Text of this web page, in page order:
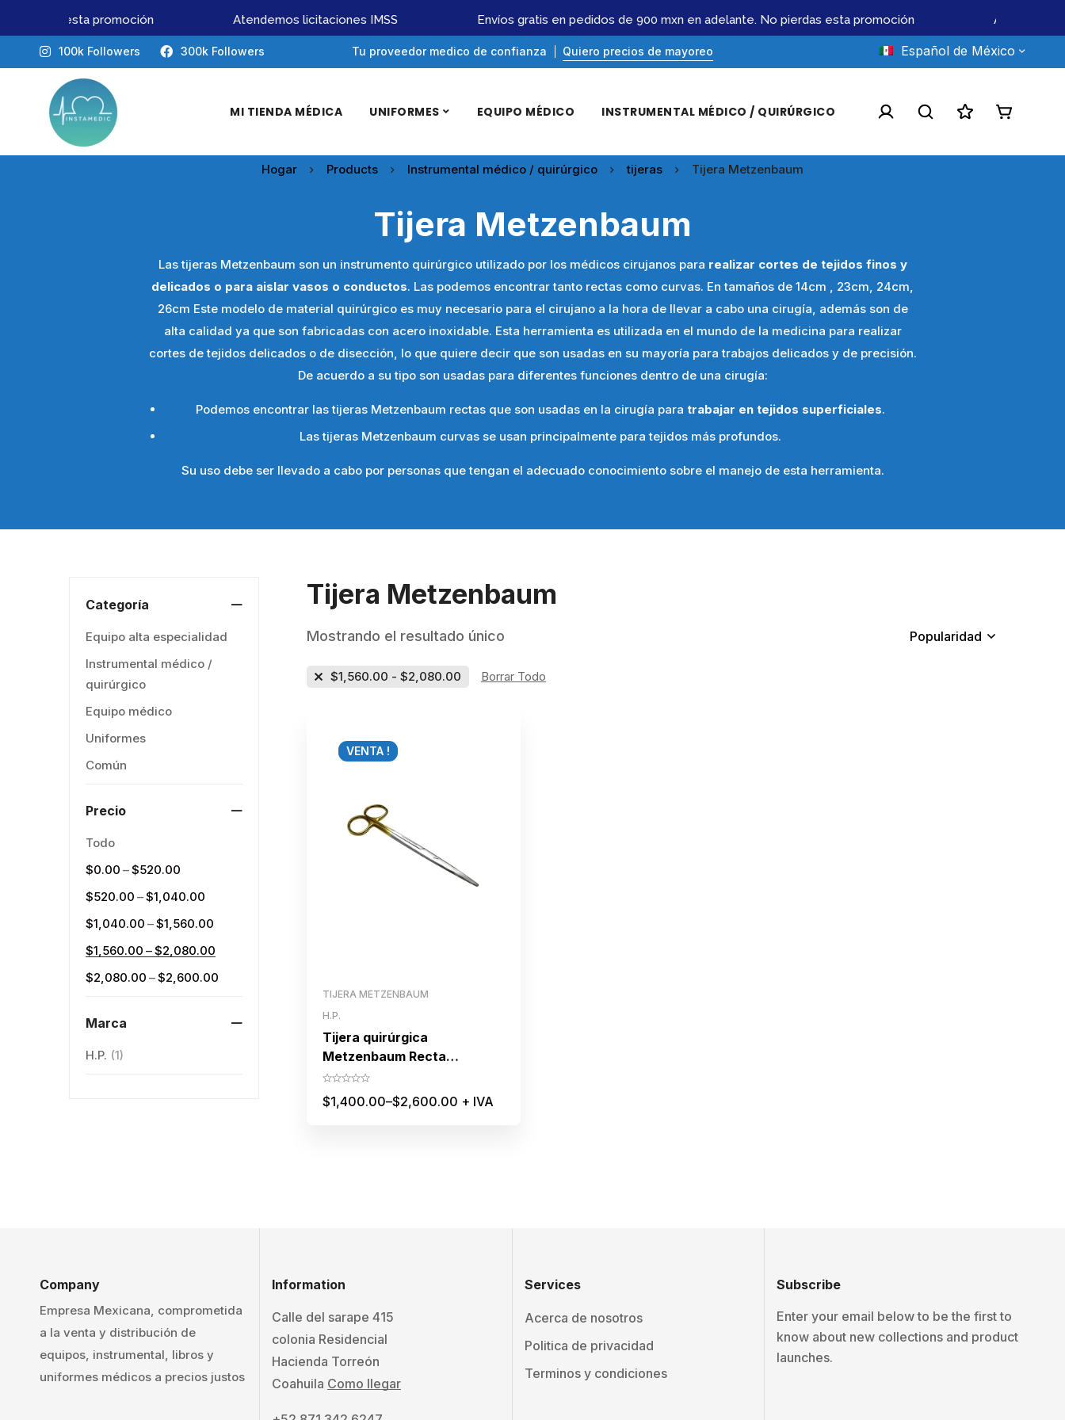
pierdas esta promoción Atendemos licitaciones IMSS Envíos gratis en pedidos de 900 mxn en adelante. No pierdas esta promoción Atendemos
100k Followers 300k Followers Tu proveedor medico de confianza Quiero precios de mayoreo Español de México
MI TIENDA MÉDICA UNIFORMES EQUIPO MÉDICO INSTRUMENTAL MÉDICO / QUIRÚRGICO
Hogar Products Instrumental médico / quirúrgico tijeras Tijera Metzenbaum
Tijera Metzenbaum
Las tijeras Metzenbaum son un instrumento quirúrgico utilizado por los médicos cirujanos para realizar cortes de tejidos finos y
delicados o para aislar vasos o conductos. Las podemos encontrar tanto rectas como curvas. En tamaños de 14cm , 23cm, 24cm,
26cm Este modelo de material quirúrgico es muy necesario para el cirujano a la hora de llevar a cabo una cirugía, además son de
alta calidad ya que son fabricadas con acero inoxidable. Esta herramienta es utilizada en el mundo de la medicina para realizar
cortes de tejidos delicados o de disección, lo que quiere decir que son usadas en su mayoría para trabajos delicados y de precisión.
De acuerdo a su tipo son usadas para diferentes funciones dentro de una cirugía:
Podemos encontrar las tijeras Metzenbaum rectas que son usadas en la cirugía para trabajar en tejidos superficiales.
Las tijeras Metzenbaum curvas se usan principalmente para tejidos más profundos.
Su uso debe ser llevado a cabo por personas que tengan el adecuado conocimiento sobre el manejo de esta herramienta.
Categoría
Equipo alta especialidad
Instrumental médico /
quirúrgico
Equipo médico
Uniformes
Común
Precio
Todo
$0.00 –$520.00
$520.00 –$1,040.00
$1,040.00 –$1,560.00
$1,560.00 –$2,080.00
$2,080.00 –$2,600.00
Marca
H.P. (1)
Tijera Metzenbaum
Mostrando el resultado único Popularidad
$1,560.00 - $2,080.00 Borrar Todo
VENTA !
TIJERA METZENBAUM
H.P.
Tijera quirúrgica
Metzenbaum Recta
Tugsteno
$1,400.00–$2,600.00 + IVA
Company
Empresa Mexicana, comprometida
a la venta y distribución de
equipos, instrumental, libros y
uniformes médicos a precios justos
Information
Calle del sarape 415
colonia Residencial
Hacienda Torreón
Coahuila Como llegar
Services
Acerca de nosotros
Politica de privacidad
Terminos y condiciones
Subscribe
Enter your email below to be the first to
know about new collections and product
launches.